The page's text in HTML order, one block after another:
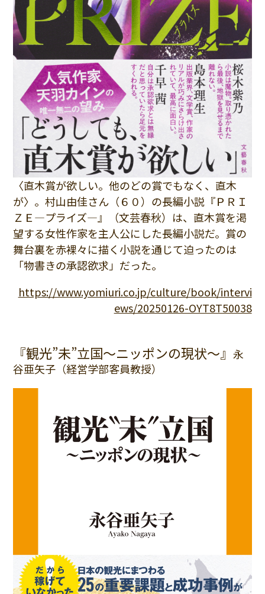
〈直木賞が欲しい。他のどの賞でもなく、直木
が〉。村山由佳さん（６０）の長編小説『ＰＲＩ
ＺＥ―プライズ―』（文芸春秋）は、直木賞を渇
望する女性作家を主人公にした長編小説だ。賞の
舞台裏を赤裸々に描く小説を通じて迫ったのは
「物書きの承認欲求」だった。
https://www.yomiuri.co.jp/culture/book/intervi
ews/20250126-OYT8T50038
『観光”未”立国～ニッポンの現状～』永
谷亜矢子（経営学部客員教授）